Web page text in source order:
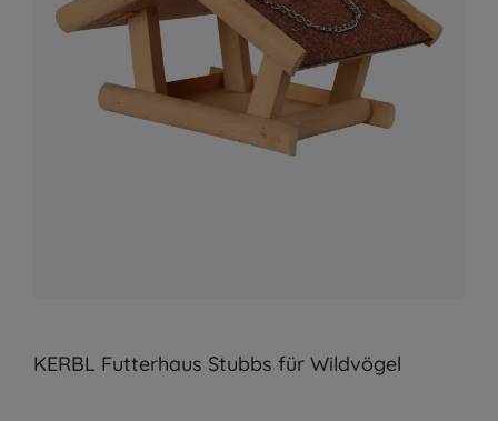
KERBL Futterhaus Stubbs für Wildvögel